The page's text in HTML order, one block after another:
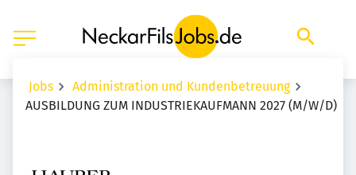
Jobs
Administration und Kundenbetreuung
AUSBILDUNG ZUM INDUSTRIEKAUFMANN 2027 (M/W/D)